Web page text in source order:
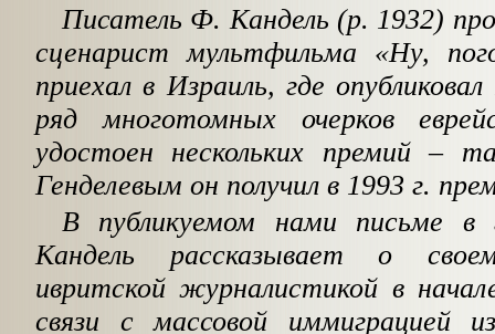
Писатель Ф. Кандель (р. 1932)
сценарист мультфильма «Ну,
приехал в Израиль, где
ряд многотомных очерков
удостоен нескольких премий –
Генделевым он получил в 1993 г.
В публикуемом нами письме в
Кандель рассказывает о
ивритской журналистикой в
связи с массовой иммиграцией